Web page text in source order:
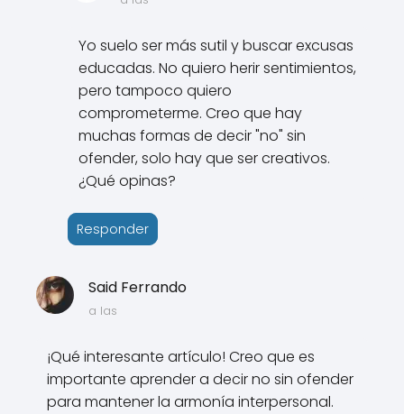
Yo suelo ser más sutil y buscar excusas
educadas. No quiero herir sentimientos,
pero tampoco quiero
comprometerme. Creo que hay
muchas formas de decir "no" sin
ofender, solo hay que ser creativos.
¿Qué opinas?
Responder
Said Ferrando
a las
¡Qué interesante artículo! Creo que es
importante aprender a decir no sin ofender
para mantener la armonía interpersonal.